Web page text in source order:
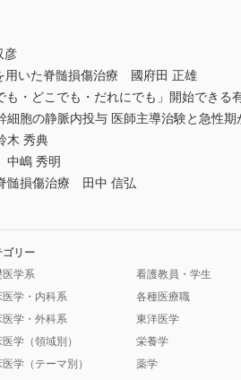
彦
用いた脊髄損傷治療 國府田 正雄
も・どこでも・だれにでも」開始でき
細胞の静脈内投与 医師主導治験と急性
木 秀典
中嶋 秀明
髄損傷治療 田中 信弘
ゴリー
医学系
医学・内科系
医学・外科系
学（領域別）
学（テーマ別）
看護教員・学生
各種医療職
東洋医学
栄養学
薬学